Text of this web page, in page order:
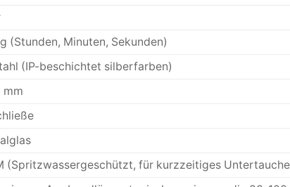
(Stunden, Minuten, Sekunden)
(IP-beschichtet silberfarben)
mm
(Spritzwassergeschützt, für kurzzeitiges